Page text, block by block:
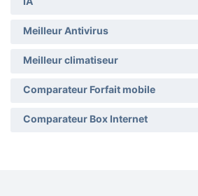
IA
Meilleur Antivirus
Meilleur climatiseur
Comparateur Forfait mobile
Comparateur Box Internet